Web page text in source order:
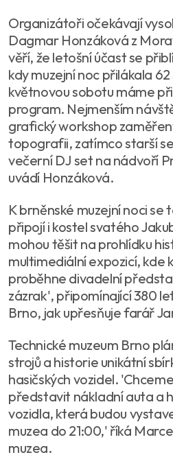
Organizátoři očekávají
Dagmar Honzáková z
věří, že letošní účast se
kdy muzejní noc přilákala
květnovou sobotu máme
program. Nejmenším
grafický workshop
topografii, zatímco starší
večerní DJ set na nádvoří
uvádí Honzáková.
K brněnské muzejní noci
připojí i kostel svatého
mohou těšit na prohlídku
multimediální expozicí, kde
proběhne divadelní
zázrak', připomínající 380
Brno, jak upřesňuje farář
Technické muzeum Brno
strojů a historie unikátní
hasičských vozidel.
představit nákladní auta a
vozidla, která budou
muzea do 21:00,' říká
muzea.